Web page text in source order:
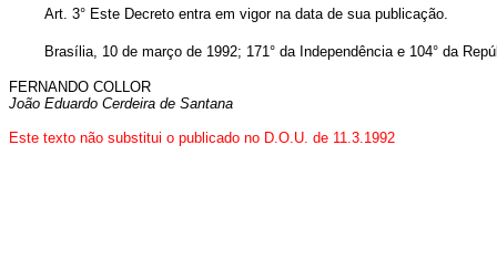
Art. 3° Este Decreto entra em vigor na data de sua publicação.
Brasília, 10 de março de 1992; 171° da Independência e 104° da
FERNANDO COLLOR
João Eduardo Cerdeira de Santana
Este texto não substitui o publicado no D.O.U. de 11.3.1992